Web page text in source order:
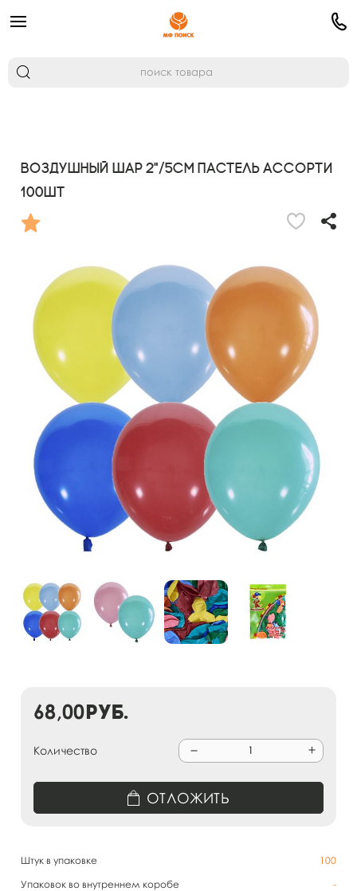
Воздушный шар 2"/5см Пастель ассорти
100шт
Штук в упаковке
100
Упаковок во внутреннем коробе
-
68,00руб.
Количество
ОТЛОЖИТЬ